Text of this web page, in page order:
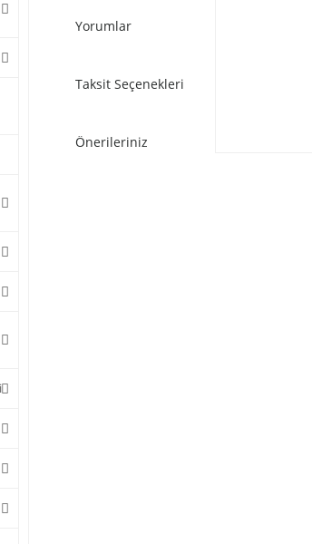
Yorumlar
Taksit Seçenekleri
Önerileriniz